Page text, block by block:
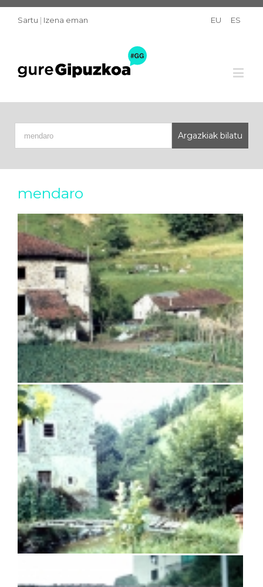
Sartu | Izena eman EU ES
mendaro